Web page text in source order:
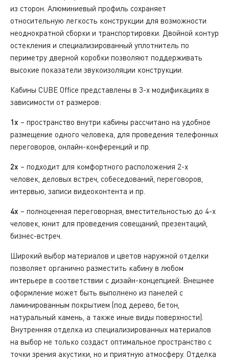
из сторон. Алюминиевый профиль сохраняет
относительную легкость конструкции для возможности
неоднократной сборки и транспортировки. Двойной контур
остекления и специализированный уплотнитель по
периметру дверной коробки позволяют поддерживать
высокие показатели звукоизоляции конструкции.
Кабины CUBE Office представлены в 3-х модификациях в
зависимости от размеров:
1x – пространство внутри кабины рассчитано на удобное
размещение одного человека, для проведения телефонных
переговоров, онлайн-конференций и пр.
2x – подходит для комфортного расположения 2-х
человек, деловых встреч, собеседований, переговоров,
интервью, записи видеоконтента и пр.
4x – полноценная переговорная, вместительностью до 4-х
человек, юнит для проведения совещаний, презентаций,
бизнес-встреч.
Широкий выбор материалов и цветов наружной отделки
позволяет органично разместить кабину в любом
интерьере в соответствии с дизайн-концепцией. Внешнее
оформление может быть выполнено из панелей с
ламинированным покрытием (под дерево, бетон,
натуральный камень, а также иные виды поверхности).
Внутренняя отделка из специализированных материалов
на выбор не только создаст оптимальное пространство с
точки зрения акустики, но и приятную атмосферу. Отделка